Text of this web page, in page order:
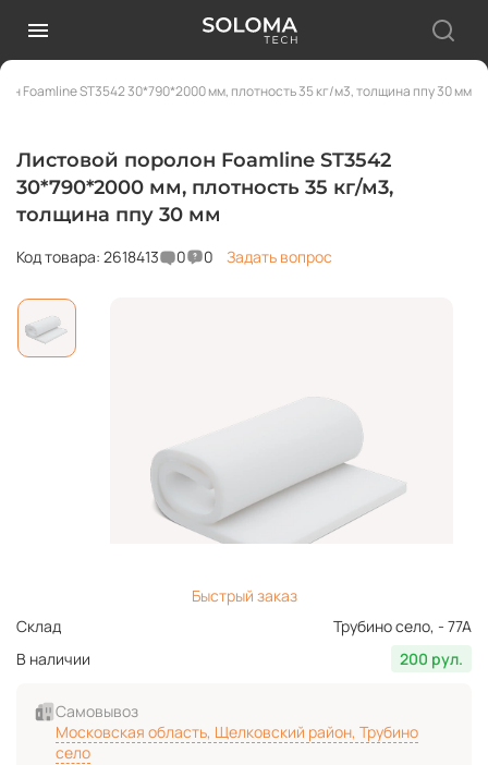
Foamline ST3542 30*790*2000 мм, плотность 35 кг/м3, толщина ппу 30 мм
Листовой поролон Foamline ST3542
30*790*2000 мм, плотность 35 кг/м3,
толщина ппу 30 мм
Код товара: 2618413 0 0 Задать вопрос
Быстрый заказ
Склад
Трубино село, - 77А
В наличии
200 рул.
Самовывоз
Московская область, Щелковский район, Трубино
село